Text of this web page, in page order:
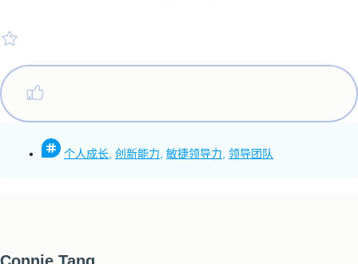
个人成长 创新能力 敏捷领导力 领导团队
Connie Tang